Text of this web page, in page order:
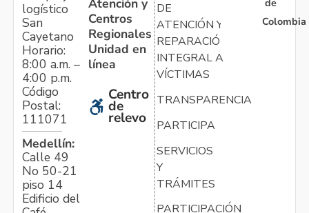
logístico
San
Cayetano
Horario:
8:00 a.m. –
4:00 p.m.
Código
Postal:
111071
Medellín:
Calle 49
No 50-21
piso 14
Edificio del
Centros
Regionales
Unidad en
línea
Centro
de
relevo
DE
ATENCIÓN Y
REPARACIÓN
INTEGRAL A
VÍCTIMAS
TRANSPARENCIA
PARTICIPA
SERVICIOS
Y
TRÁMITES
PARTICIPACIÓN
Colombia